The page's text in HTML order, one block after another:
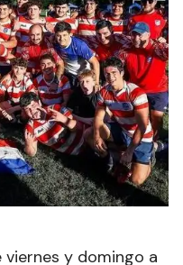
y domingo a